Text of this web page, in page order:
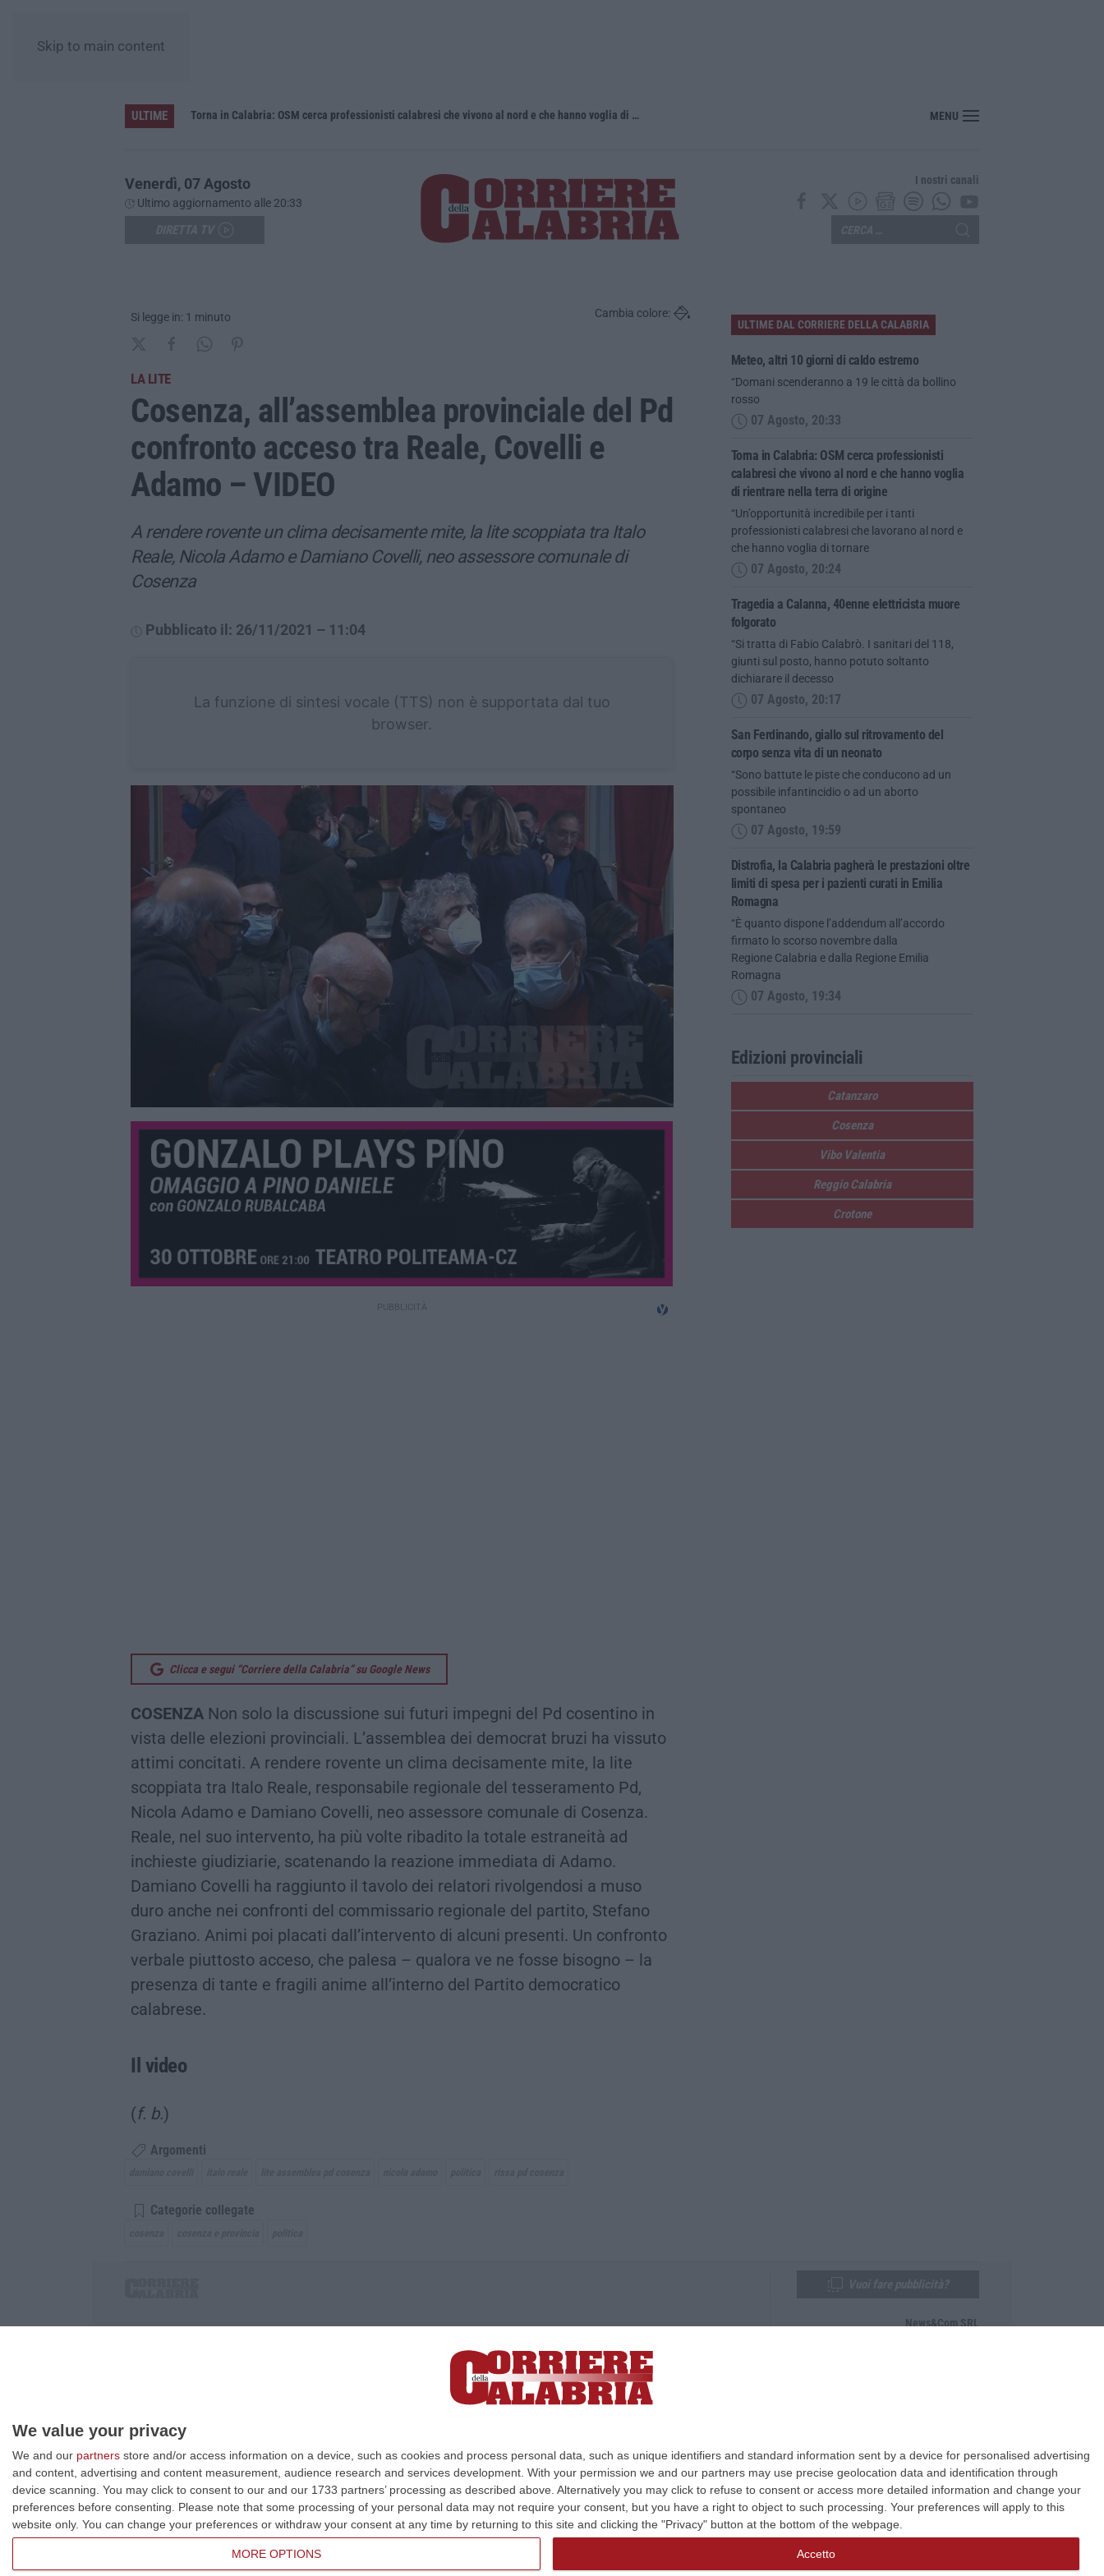
We value your privacy
We and our partners store and/or access information on a device, such as cookies and process personal data, such as unique identifiers and standard information sent by a device for personalised advertising
and content, advertising and content measurement, audience research and services development. With your permission we and our partners may use precise geolocation data and identification through
device scanning. You may click to consent to our and our 1733 partners’ processing as described above. Alternatively you may click to refuse to consent or access more detailed information and change your
preferences before consenting.
Please note that some processing of your personal data may not require your consent, but you have a right to object to such processing. Your preferences will apply to this
website only. You can change your preferences or withdraw your consent at any time by returning to this site and clicking the "Privacy" button at the bottom of the webpage.
MORE OPTIONS Accetto
Skip to main content
ULTIME Torna in Calabria: OSM cerca professionisti calabresi che vivono al nord e che hanno voglia di rientrare nella terra di origine Tragedia a Calanna, 40enne elettricista muore folgorato
MENU
Venerdì, 07 Agosto
Ultimo aggiornamento alle 20:33
I nostri canali
Si legge in: 1 minuto Cambia colore:
LA LITE
Cosenza, all’assemblea provinciale del Pd
confronto acceso tra Reale, Covelli e
Adamo – VIDEO
A rendere rovente un clima decisamente mite, la lite scoppiata tra Italo
Reale, Nicola Adamo e Damiano Covelli, neo assessore comunale di
Cosenza
Pubblicato il: 26/11/2021 – 11:04
La funzione di sintesi vocale (TTS) non è supportata dal tuo
browser.
Clicca e segui “Corriere della Calabria” su Google News
COSENZA Non solo la discussione sui futuri impegni del Pd cosentino in
vista delle elezioni provinciali. L’assemblea dei democrat bruzi ha vissuto
attimi concitati. A rendere rovente un clima decisamente mite, la lite
scoppiata tra Italo Reale, responsabile regionale del tesseramento Pd,
Nicola Adamo e Damiano Covelli, neo assessore comunale di Cosenza.
Reale, nel suo intervento, ha più volte ribadito la totale estraneità ad
inchieste giudiziarie, scatenando la reazione immediata di Adamo.
Damiano Covelli ha raggiunto il tavolo dei relatori rivolgendosi a muso
duro anche nei confronti del commissario regionale del partito, Stefano
Graziano. Animi poi placati dall’intervento di alcuni presenti. Un confronto
verbale piuttosto acceso, che palesa – qualora ve ne fosse bisogno – la
presenza di tante e fragili anime all’interno del Partito democratico
calabrese.
Il video
(f. b.)
Argomenti
Categorie collegate
ULTIME DAL CORRIERE DELLA CALABRIA
Meteo, altri 10 giorni di caldo estremo
“Domani scenderanno a 19 le città da bollino
rosso
07 Agosto, 20:33
Torna in Calabria: OSM cerca professionisti
calabresi che vivono al nord e che hanno voglia
di rientrare nella terra di origine
“Un’opportunità incredibile per i tanti
professionisti calabresi che lavorano al nord e
che hanno voglia di tornare
07 Agosto, 20:24
Tragedia a Calanna, 40enne elettricista muore
folgorato
“Si tratta di Fabio Calabrò. I sanitari del 118,
giunti sul posto, hanno potuto soltanto
dichiarare il decesso
07 Agosto, 20:17
San Ferdinando, giallo sul ritrovamento del
corpo senza vita di un neonato
“Sono battute le piste che conducono ad un
possibile infantincidio o ad un aborto
spontaneo
07 Agosto, 19:59
Distrofia, la Calabria pagherà le prestazioni oltre
limiti di spesa per i pazienti curati in Emilia
Romagna
“È quanto dispone l’addendum all’accordo
firmato lo scorso novembre dalla
Regione Calabria e dalla Regione Emilia
Romagna
07 Agosto, 19:34
Edizioni provinciali
Catanzaro
Cosenza
Vibo Valentia
Reggio Calabria
Crotone
P.IVA. 03199620794, Via del mare 6/G, S.Eufemia, Lamezia Terme (CZ)
Iscrizione tribunale di Lamezia Terme 5/2011 - Direttore responsabile Paola Militano |Privacy
News&Com SRL
Design: cfweb